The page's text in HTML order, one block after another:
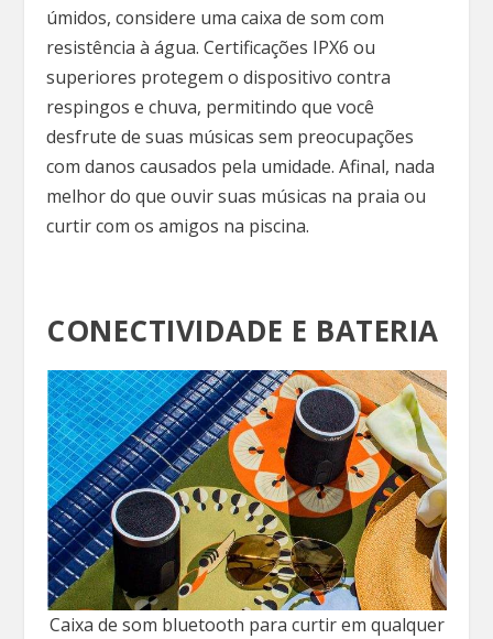
úmidos, considere uma caixa de som com
resistência à água. Certificações IPX6 ou
superiores protegem o dispositivo contra
respingos e chuva, permitindo que você
desfrute de suas músicas sem preocupações
com danos causados pela umidade. Afinal, nada
melhor do que ouvir suas músicas na praia ou
curtir com os amigos na piscina.
CONECTIVIDADE E BATERIA
Caixa de som bluetooth para curtir em qualquer